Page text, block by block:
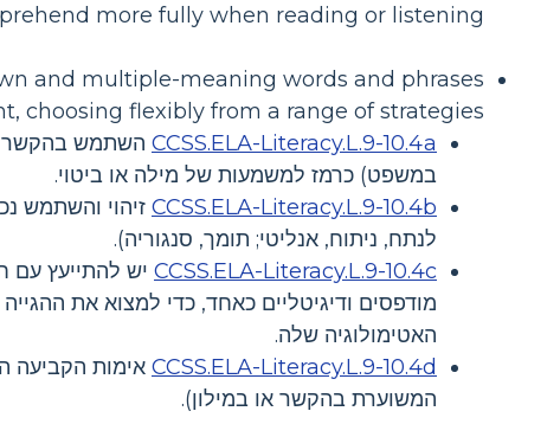
more fully when reading or listening
and multiple-meaning words and phrases
choosing flexibly from a range of strategies
CCSS.ELA-Literacy.L.9-10.4a השתמש בהקשר
במשפט) כרמז למשמעות של מילה או ביטוי.
CCSS.ELA-Literacy.L.9-10.4b זיהוי והשתמש
לנתח, ניתוח, אנליטי; תומך, סנגוריה).
CCSS.ELA-Literacy.L.9-10.4c יש להתייעץ עם
מודפסים ודיגיטליים כאחד, כדי למצוא את
האטימולוגיה שלה.
CCSS.ELA-Literacy.L.9-10.4d אימות הקביעה
המשוערת בהקשר או במילון).